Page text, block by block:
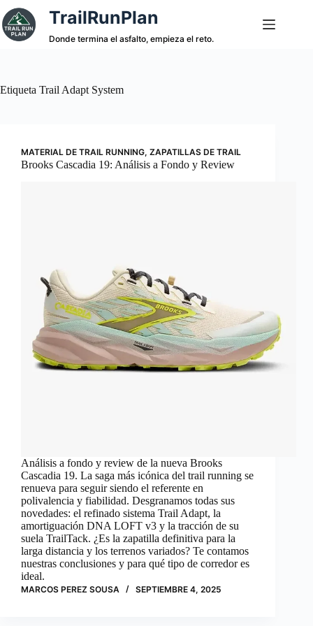
Saltar
al
contenido
TrailRunPlan
Donde termina el asfalto, empieza el reto.
Etiqueta Trail Adapt System
MATERIAL DE TRAIL RUNNING, ZAPATILLAS DE TRAIL
Brooks Cascadia 19: Análisis a Fondo y Review
Análisis a fondo y review de la nueva Brooks
Cascadia 19. La saga más icónica del trail running se
renueva para seguir siendo el referente en
polivalencia y fiabilidad. Desgranamos todas sus
novedades: el refinado sistema Trail Adapt, la
amortiguación DNA LOFT v3 y la tracción de su
suela TrailTack. ¿Es la zapatilla definitiva para la
larga distancia y los terrenos variados? Te contamos
nuestras conclusiones y para qué tipo de corredor es
ideal.
MARCOS PEREZ SOUSA SEPTIEMBRE 4, 2025